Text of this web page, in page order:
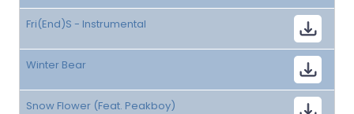
Fri(End)S - Instrumental
Winter Bear
Snow Flower (Feat. Peakboy)